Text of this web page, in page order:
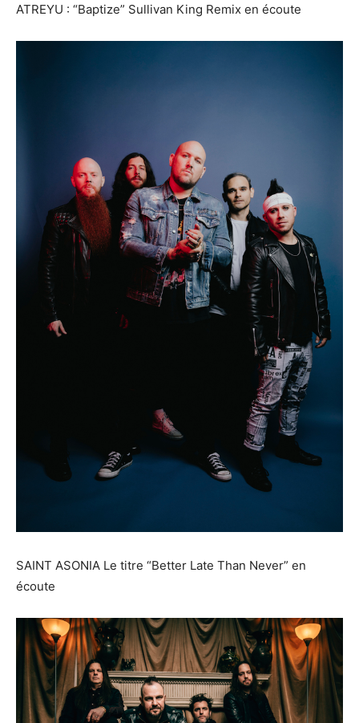
ATREYU : “Baptize” Sullivan King Remix en écoute
SAINT ASONIA Le titre “Better Late Than Never” en
écoute